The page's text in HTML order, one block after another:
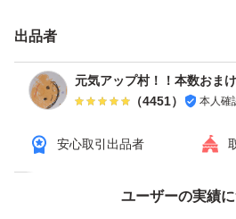
がとても良い苗が手に入ります
紅はるか生産量日本一茨城県産で
必ず本数多めに入ってます予備苗
登録品種番号第19255号
栽培期間中農薬無使用
出品者
元気アップ村！！本数おま
（4451） 本人確
安心取引出品者
ユーザーの実績
価格の相談